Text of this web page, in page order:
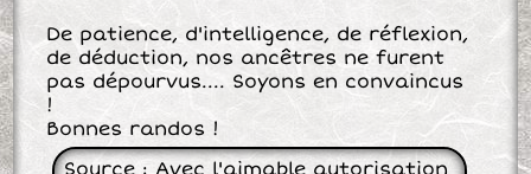
De patience, d'intelligence, de réflexion,
de déduction, nos ancêtres ne furent
pas dépourvus.... Soyons en convaincus
!
Bonnes randos !